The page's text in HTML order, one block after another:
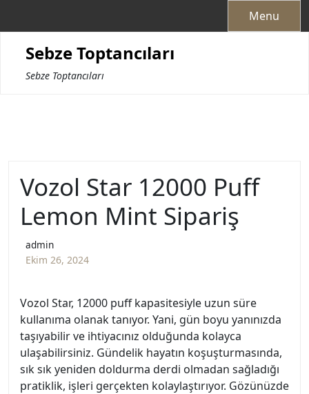
Menu
Sebze Toptancıları
Sebze Toptancıları
Vozol Star 12000 Puff
Lemon Mint Sipariş
admin
Ekim 26, 2024
Vozol Star, 12000 puff kapasitesiyle uzun süre
kullanıma olanak tanıyor. Yani, gün boyu yanınızda
taşıyabilir ve ihtiyacınız olduğunda kolayca
ulaşabilirsiniz. Gündelik hayatın koşuşturmasında,
sık sık yeniden doldurma derdi olmadan sağladığı
pratiklik, işleri gerçekten kolaylaştırıyor. Gözünüzde